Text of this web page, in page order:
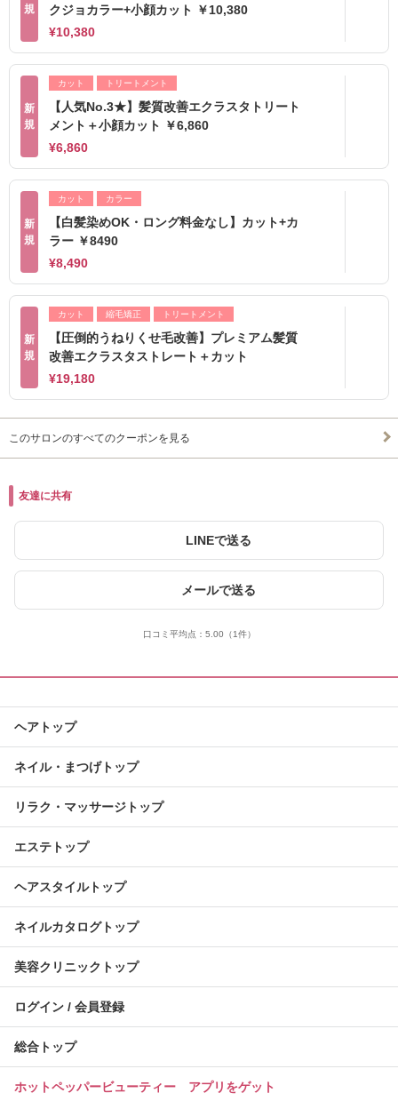
規
クジョカラー+小顔カット ￥10,380
¥10,380
新
規
カット トリートメント
【人気No.3★】髪質改善エクラスタトリート
メント＋小顔カット ￥6,860
¥6,860
新
規
カット カラー
【白髪染めOK・ロング料金なし】カット+カ
ラー ￥8490
¥8,490
新
規
カット 縮毛矯正 トリートメント
【圧倒的うねりくせ毛改善】プレミアム髪質
改善エクラスタストレート＋カット
¥19,180
このサロンのすべてのクーポンを見る
友達に共有
LINEで送る
メールで送る
口コミ平均点： 5.00 （1件）
ヘアトップ
ネイル・まつげトップ
リラク・マッサージトップ
エステトップ
ヘアスタイルトップ
ネイルカタログトップ
美容クリニックトップ
ログイン / 会員登録
総合トップ
ホットペッパービューティー アプリをゲット